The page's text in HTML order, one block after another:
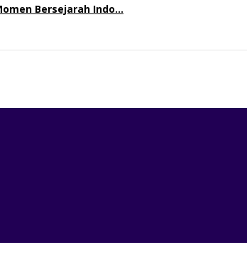
Bersejarah Indo…